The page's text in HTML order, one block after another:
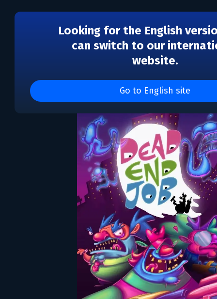
Looking for the English
can switch to our
website.
Go to English site
Dead End Job